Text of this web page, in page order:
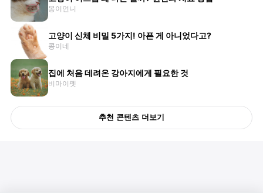
몽이언니
고양이 신체 비밀 5가지! 아픈 게 아니었다고?
콩이네
집에 처음 데려온 강아지에게 필요한 것
비마이펫
추천 콘텐츠 더보기